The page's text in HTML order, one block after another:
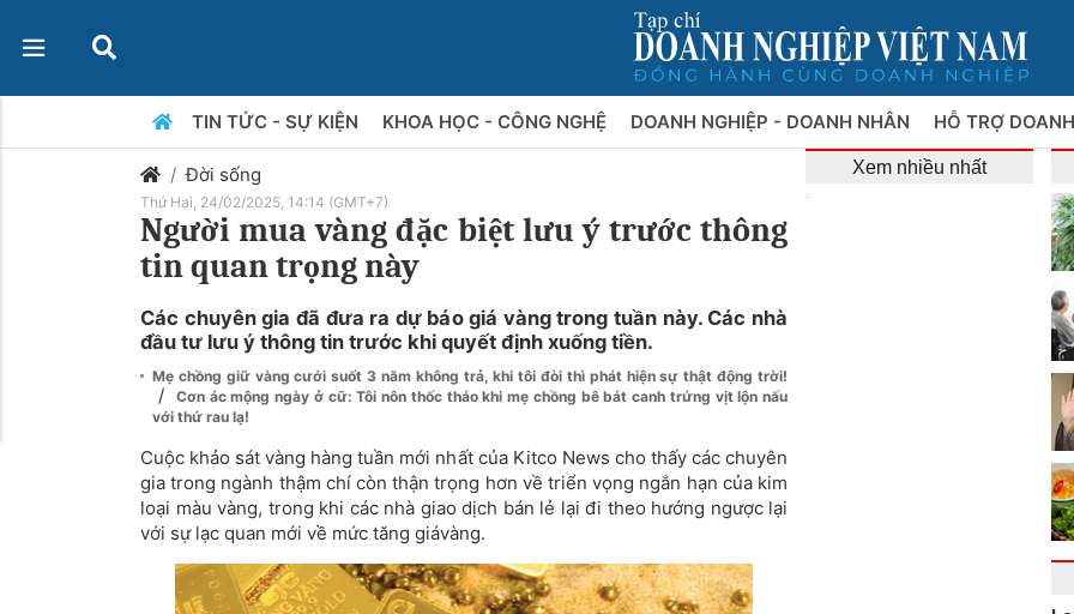
TIN TỨC - SỰ KIỆN KHOA HỌC - CÔNG NGHỆ DOANH NGHIỆP - DOANH NHÂN HỖ TRỢ
Đời sống
Thứ Hai, 24/02/2025, 14:14 (GMT+7)
Người mua vàng đặc biệt lưu ý trước thông
tin quan trọng này
Các chuyên gia đã đưa ra dự báo giá vàng trong tuần này. Các nhà
đầu tư lưu ý thông tin trước khi quyết định xuống tiền.
Mẹ chồng giữ vàng cưới suốt 3 năm không trả, khi tôi đòi thì phát hiện sự thật động trời!
/
Cơn ác mộng ngày ở cữ: Tôi nôn thốc tháo khi mẹ chồng bê bát canh trứng vịt lộn nấu
với thứ rau lạ!
Cuộc khảo sát vàng hàng tuần mới nhất của Kitco News cho thấy các chuyên
gia trong ngành thậm chí còn thận trọng hơn về triển vọng ngắn hạn của kim
loại màu vàng, trong khi các nhà giao dịch bán lẻ lại đi theo hướng ngược lại
với sự lạc quan mới về mức tăng giávàng.
Xem nhiều nhất